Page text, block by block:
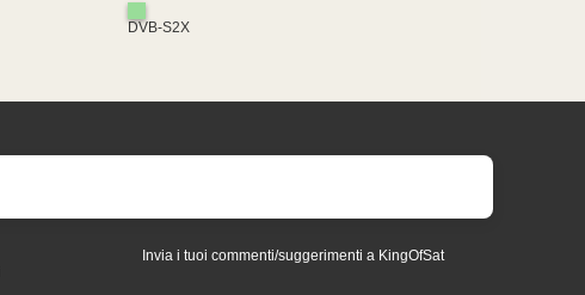
DVB-S2X
Invia i tuoi commenti/suggerimenti a KingOfSat